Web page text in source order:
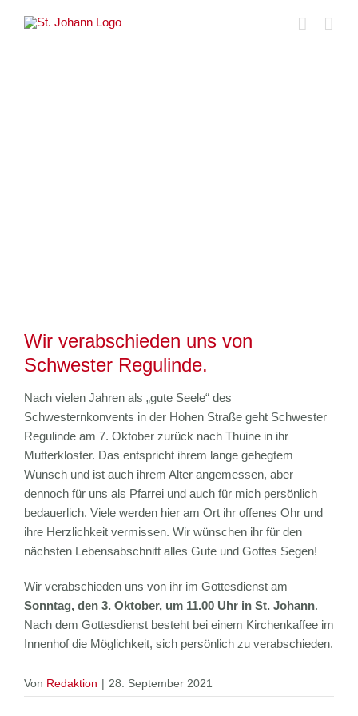
Wir verabschieden uns von
Schwester Regulinde.
Nach vielen Jahren als „gute Seele“ des
Schwesternkonvents in der Hohen Straße geht Schwester
Regulinde am 7. Oktober zurück nach Thuine in ihr
Mutterkloster. Das entspricht ihrem lange gehegtem
Wunsch und ist auch ihrem Alter angemessen, aber
dennoch für uns als Pfarrei und auch für mich persönlich
bedauerlich. Viele werden hier am Ort ihr offenes Ohr und
ihre Herzlichkeit vermissen. Wir wünschen ihr für den
nächsten Lebensabschnitt alles Gute und Gottes Segen!
Wir verabschieden uns von ihr im Gottesdienst am
Sonntag, den 3. Oktober, um 11.00 Uhr in St. Johann.
Nach dem Gottesdienst besteht bei einem Kirchenkaffee im
Innenhof die Möglichkeit, sich persönlich zu verabschieden.
Von Redaktion | 28. September 2021